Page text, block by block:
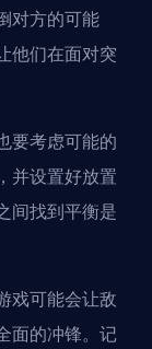
对方的可能
他们在面对突
要考虑可能的
并设置好放置
间找到平衡是
戏可能会让敌
面的冲锋。记